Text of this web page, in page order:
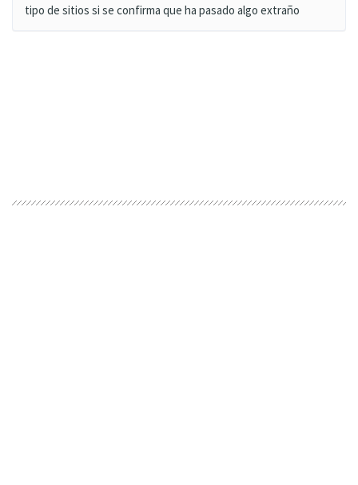
tipo de sitios si se confirma que ha pasado algo extraño